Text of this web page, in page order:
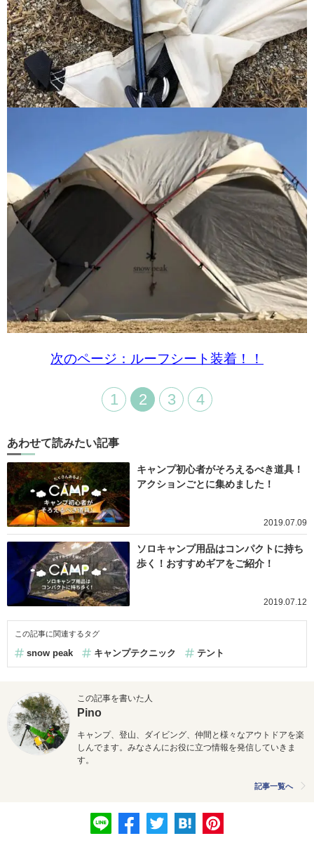
次のページ：ルーフシート装着！！
1 2 3 4
あわせて読みたい記事
キャンプ初心者がそろえるべき道具！
アクションごとに集めました！
2019.07.09
ソロキャンプ用品はコンパクトに持ち
歩く！おすすめギアをご紹介！
2019.07.12
この記事に関連するタグ
snow peak キャンプテクニック テント
この記事を書いた人
Pino
キャンプ、登山、ダイビング、仲間と様々なアウトドアを楽
しんでます。みなさんにお役に立つ情報を発信していきま
す。
記事一覧へ